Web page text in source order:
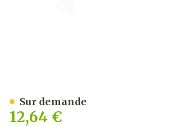
12,64 €
Sur demande